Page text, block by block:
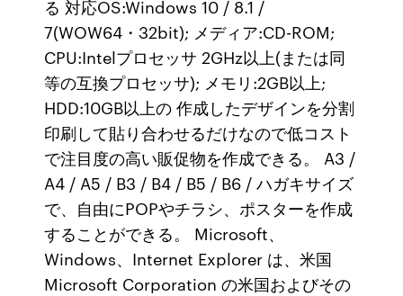
る 対応OS:Windows 10 / 8.1 /
7(WOW64・32bit); メディア:CD-ROM;
CPU:Intelプロセッサ 2GHz以上(または同
等の互換プロセッサ); メモリ:2GB以上;
HDD:10GB以上の 作成したデザインを分割
印刷して貼り合わせるだけなので低コスト
で注目度の高い販促物を作成できる。 A3 /
A4 / A5 / B3 / B4 / B5 / B6 / ハガキサイズ
で、自由にPOPやチラシ、ポスターを作成
することができる。 Microsoft、
Windows、Internet Explorer は、米国
Microsoft Corporation の米国およびその